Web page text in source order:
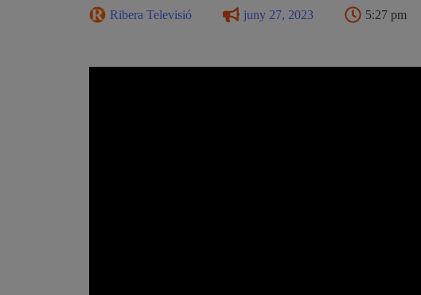
Ribera Televisió juny 27, 2023 5:27 pm